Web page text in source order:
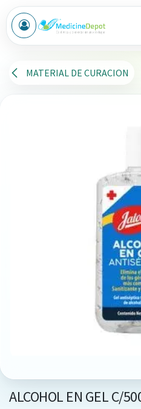
Ir al contenido
MATERIAL DE CURACION
ALCOHOL EN GEL C/